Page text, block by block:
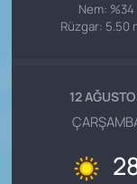
Nem: %34
Rüzgar: 5.50
12